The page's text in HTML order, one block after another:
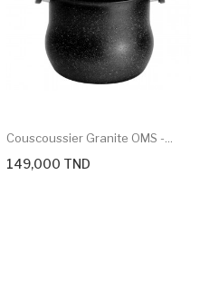
Couscoussier Granite OMS -...
149,000 TND